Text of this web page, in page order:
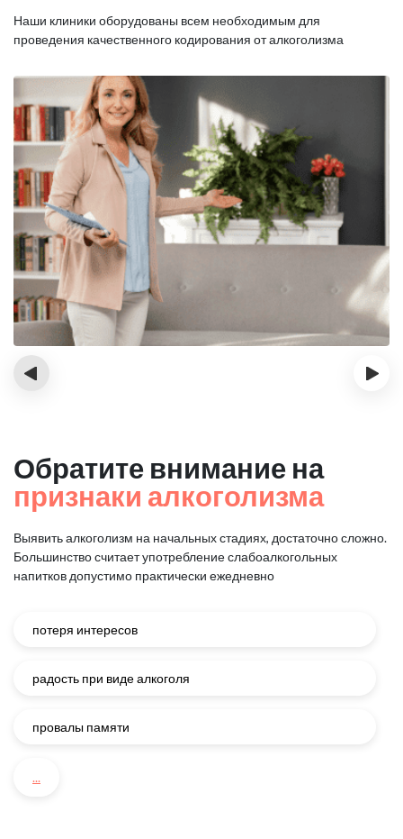
Наши клиники оборудованы всем необходимым для
проведения качественного кодирования от алкоголизма
‹ ›
Обратите внимание на
признаки алкоголизма
Выявить алкоголизм на начальных стадиях, достаточно сложно.
Большинство считает употребление слабоалкогольных
напитков допустимо практически ежедневно
потеря интересов
радость при виде алкоголя
провалы памяти
...